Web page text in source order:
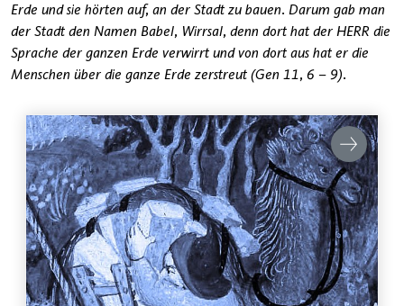
Erde und sie hörten auf, an der Stadt zu bauen. Darum gab man
der Stadt den Namen Babel, Wirrsal, denn dort hat der HERR die
Sprache der ganzen Erde verwirrt und von dort aus hat er die
Menschen über die ganze Erde zerstreut (Gen 11, 6 – 9).